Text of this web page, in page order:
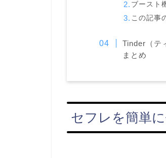
ブースト
この記事
Tinder（テ
まとめ
セフレを簡単